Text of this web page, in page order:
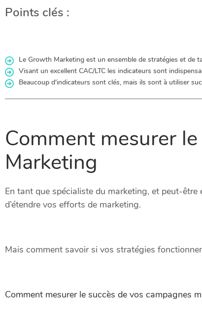
Points clés :
Le Growth Marketing est un ensemble de stratégies et de
Visant un excellent CAC/LTC les indicateurs sont
Beaucoup d'indicateurs sont clés, mais ils sont à utiliser
Comment mesurer
Marketing
En tant que spécialiste du marketing, et peut-
d’étendre vos efforts de marketing.
Mais comment savoir si vos stratégies
Comment mesurer le succès de vos campagnes